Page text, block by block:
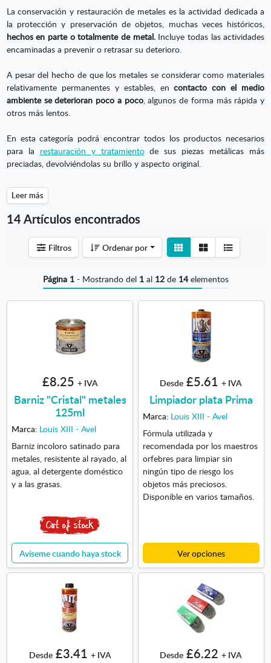
La conservación y restauración de metales es la actividad dedicada a
la protección y preservación de objetos, muchas veces históricos,
hechos en parte o totalmente de metal.Incluye todas las actividades
encaminadas a prevenir o retrasar su deterioro.
A pesar del hecho de que los metales se considerar como materiales
relativamente permanentes y estables, encontacto con el medio
ambiente se deterioran poco a poco, algunos de forma más rápida y
otros más lentos.
En esta categoría podrá encontrar todos los productos necesarios
para la restauración y tratamientode sus piezas metálicas más
preciadas, devolviéndolas su brillo y aspecto original.
Leer más
14 Artículos encontrados
Filtros Ordenar por
detalle
Ver
listado
Página 1- Mostrando del 1al 12de 14elementos
£8.25 + IVA
Barniz "Cristal" metales
125ml
Marca: Louis XIII - Avel
Barniz incoloro satinado para
metales, resistente al rayado, al
agua, al detergente doméstico
y a las grasas.
Avíseme cuando haya stock
Desde £5.61 + IVA
Limpiador plata Prima
Marca: Louis XIII - Avel
Fórmula utilizada y
recomendada por los maestros
orfebres para limpiar sin
ningún tipo de riesgo los
objetos más preciosos.
Disponible en varios tamaños.
Ver opciones
Desde £3.41 + IVA Desde £6.22 + IVA